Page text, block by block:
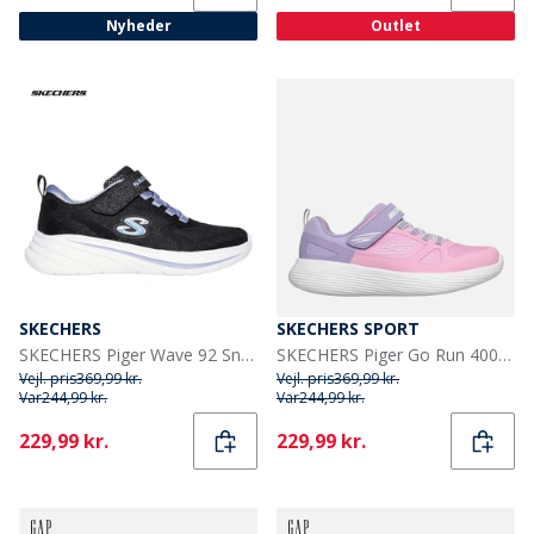
Nyheder Outlet
SKECHERS
SKECHERS Piger Wave 92 Sneakers Sort
Vejl. pris369,99 kr.
Var244,99 kr.
Current
229,99 kr.
SKECHERS SPORT
SKECHERS Piger Go Run 400 V2 Trace Track Sneakers Pink
Vejl. pris369,99 kr.
Var244,99 kr.
Current
229,99 kr.